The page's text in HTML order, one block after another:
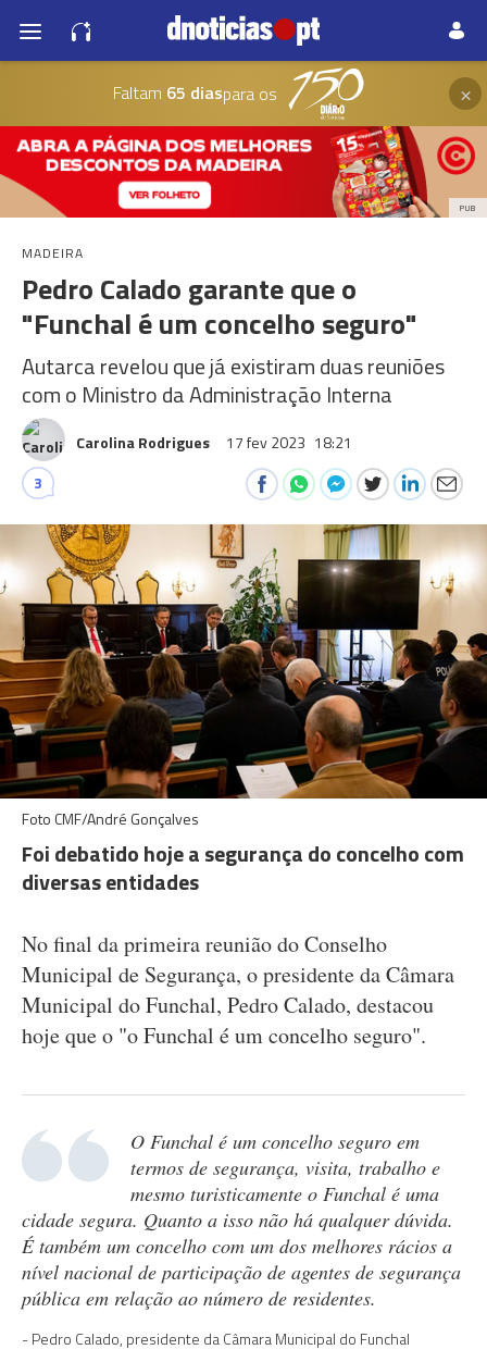
Faltam 65 diaspara os ×
PUB
MADEIRA
Pedro Calado garante que o
"Funchal é um concelho seguro"
Autarca revelou que já existiram duas reuniões
com o Ministro da Administração Interna
Carolina Rodrigues 17 fev 2023 18:21
3
Foto CMF/André Gonçalves
Foi debatido hoje a segurança do concelho com
diversas entidades
No final da primeira reunião do Conselho
Municipal de Segurança, o presidente da Câmara
Municipal do Funchal, Pedro Calado, destacou
hoje que o "o Funchal é um concelho seguro".
O Funchal é um concelho seguro em
termos de segurança, visita, trabalho e
mesmo turisticamente o Funchal é uma
cidade segura. Quanto a isso não há qualquer dúvida.
É também um concelho com um dos melhores rácios a
nível nacional de participação de agentes de segurança
pública em relação ao número de residentes.
Pedro Calado, presidente da Câmara Municipal do Funchal